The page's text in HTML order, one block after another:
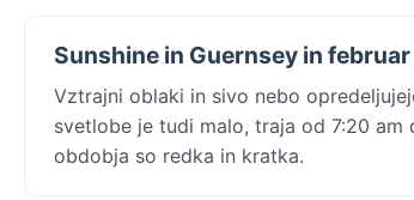
Sunshine in Guernsey in februar
Vztrajni oblaki in sivo nebo
svetlobe je tudi malo, traja od 7:20
obdobja so redka in kratka.